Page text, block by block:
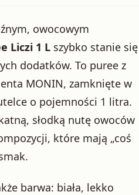
owocowym
Liczi 1 L szybko stanie się
dodatków. To puree z
MONIN, zamknięte w
o pojemności 1 litra.
słodką nutę owoców
które mają „coś
barwa: biała, lekko